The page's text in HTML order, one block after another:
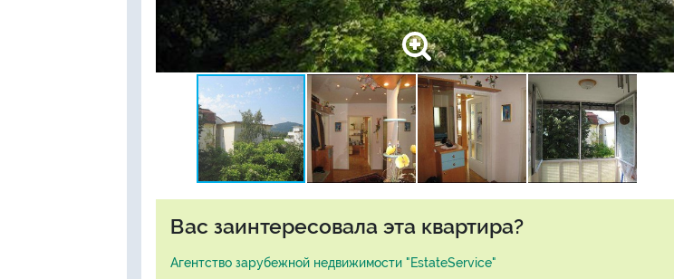
Вас заинтересовала эта квартира?
Агентство зарубежной недвижимости "EstateService"